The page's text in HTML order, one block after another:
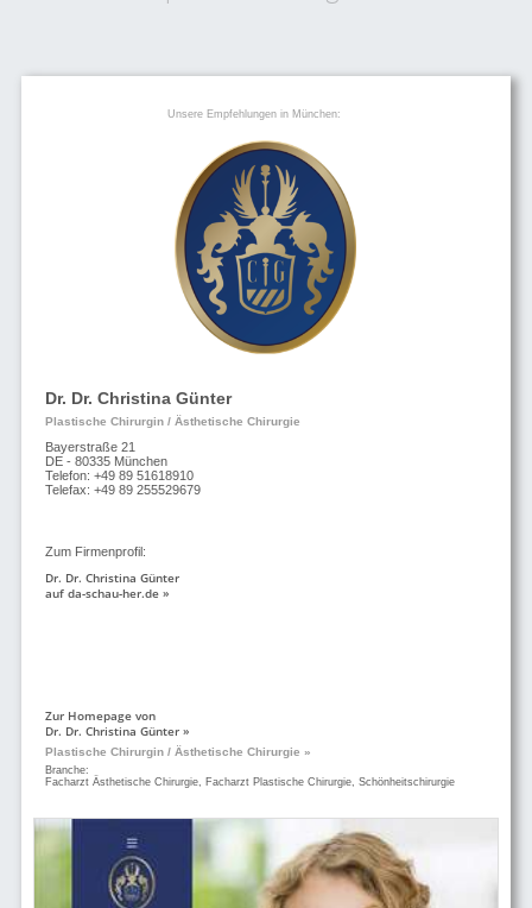
Unsere Empfehlungen in München:
Dr. Dr. Christina Günter
Plastische Chirurgin / Ästhetische Chirurgie
Bayerstraße 21
DE - 80335 München
Telefon: +49 89 51618910
Telefax: +49 89 255529679
Zum Firmenprofil:
Dr. Dr. Christina Günter
auf da-schau-her.de »
Zur Homepage von
Dr. Dr. Christina Günter »
Plastische Chirurgin / Ästhetische Chirurgie »
Branche:
Facharzt Ästhetische Chirurgie, Facharzt Plastische Chirurgie, Schönheitschirurgie